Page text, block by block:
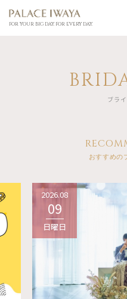
FOR YOUR BIG DAY. FOR EVERY DAY.
ブラ
おすすめの
2026.08
09
日曜日